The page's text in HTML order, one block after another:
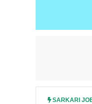
SARKARI